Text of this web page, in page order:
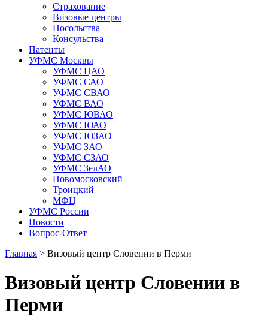
Страхование
Визовые центры
Посольства
Консульства
Патенты
УФМС Москвы
УФМС ЦАО
УФМС САО
УФМС СВАО
УФМС ВАО
УФМС ЮВАО
УФМС ЮАО
УФМС ЮЗАО
УФМС ЗАО
УФМС СЗАО
УФМС ЗелАО
Новомосковский
Троицкий
МФЦ
УФМС России
Новости
Вопрос-Ответ
Главная > Визовый центр Словении в Перми
Визовый центр Словении в
Перми